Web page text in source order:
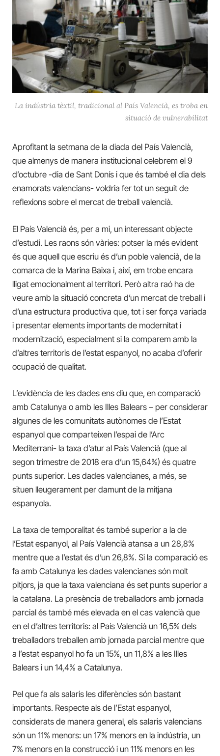
La indústria tèxtil, tradicional al País Valencià, es troba en
situació de vulnerabilitat
Aprofitant la setmana de la diada del País Valencià,
que almenys de manera institucional celebrem el 9
d’octubre -dia de Sant Donís i que és també el dia dels
enamorats valencians- voldria fer tot un seguit de
reflexions sobre el mercat de treball valencià.
El País Valencià és, per a mi, un interessant objecte
d’estudi. Les raons són vàries: potser la més evident
és que aquell que escriu és d’un poble valencià, de la
comarca de la Marina Baixa i, així, em trobe encara
lligat emocionalment al territori. Però altra raó ha de
veure amb la situació concreta d’un mercat de treball i
d’una estructura productiva que, tot i ser força variada
i presentar elements importants de modernitat i
modernització, especialment si la comparem amb la
d’altres territoris de l’estat espanyol, no acaba d’oferir
ocupació de qualitat.
L’evidència de les dades ens diu que, en comparació
amb Catalunya o amb les Illes Balears – per considerar
algunes de les comunitats autònomes de l’Estat
espanyol que comparteixen l’espai de l’Arc
Mediterrani- la taxa d’atur al País Valencià (que al
segon trimestre de 2018 era d’un 15,64%) és quatre
punts superior. Les dades valencianes, a més, se
situen lleugerament per damunt de la mitjana
espanyola.
La taxa de temporalitat és també superior a la de
l’Estat espanyol, al País Valencià atansa a un 28,8%
mentre que a l’estat és d’un 26,8%. Si la comparació es
fa amb Catalunya les dades valencianes són molt
pitjors, ja que la taxa valenciana és set punts superior a
la catalana. La presència de treballadors amb jornada
parcial és també més elevada en el cas valencià que
en el d’altres territoris: al País Valencià un 16,5% dels
treballadors treballen amb jornada parcial mentre que
a l’estat espanyol ho fa un 15%, un 11,8% a les Illes
Balears i un 14,4% a Catalunya.
Pel que fa als salaris les diferències són bastant
importants. Respecte als de l’Estat espanyol,
considerats de manera general, els salaris valencians
són un 11% menors: un 17% menors en la indústria, un
7% menors en la construcció i un 11% menors en les